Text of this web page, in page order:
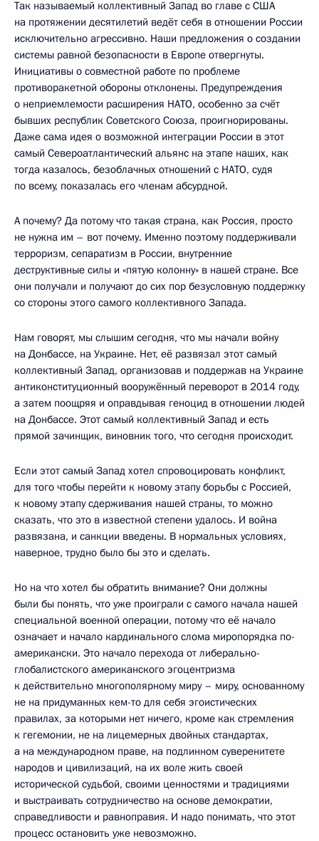
Так называемый коллективный Запад во главе с США
на протяжении десятилетий ведёт себя в отношении России
исключительно агрессивно. Наши предложения о создании
системы равной безопасности в Европе отвергнуты.
Инициативы о совместной работе по проблеме
противоракетной обороны отклонены. Предупреждения
о неприемлемости расширения НАТО, особенно за счёт
бывших республик Советского Союза, проигнорированы.
Даже сама идея о возможной интеграции России в этот
самый Североатлантический альянс на этапе наших, как
тогда казалось, безоблачных отношений с НАТО, судя
по всему, показалась его членам абсурдной.
А почему? Да потому что такая страна, как Россия, просто
не нужна им – вот почему. Именно поэтому поддерживали
терроризм, сепаратизм в России, внутренние
деструктивные силы и «пятую колонну» в нашей стране. Все
они получали и получают до сих пор безусловную поддержку
со стороны этого самого коллективного Запада.
Нам говорят, мы слышим сегодня, что мы начали войну
на Донбассе, на Украине. Нет, её развязал этот самый
коллективный Запад, организовав и поддержав на Украине
антиконституционный вооружённый переворот в 2014 году,
а затем поощряя и оправдывая геноцид в отношении людей
на Донбассе. Этот самый коллективный Запад и есть
прямой зачинщик, виновник того, что сегодня происходит.
Если этот самый Запад хотел спровоцировать конфликт,
для того чтобы перейти к новому этапу борьбы с Россией,
к новому этапу сдерживания нашей страны, то можно
сказать, что это в известной степени удалось. И война
развязана, и санкции введены. В нормальных условиях,
наверное, трудно было бы это и сделать.
Но на что хотел бы обратить внимание? Они должны
были бы понять, что уже проиграли с самого начала нашей
специальной военной операции, потому что её начало
означает и начало кардинального слома миропорядка по-
американски. Это начало перехода от либерально-
глобалистского американского эгоцентризма
к действительно многополярному миру – миру, основанному
не на придуманных кем-то для себя эгоистических
правилах, за которыми нет ничего, кроме как стремления
к гегемонии, не на лицемерных двойных стандартах,
а на международном праве, на подлинном суверенитете
народов и цивилизаций, на их воле жить своей
исторической судьбой, своими ценностями и традициями
и выстраивать сотрудничество на основе демократии,
справедливости и равноправия. И надо понимать, что этот
процесс остановить уже невозможно.